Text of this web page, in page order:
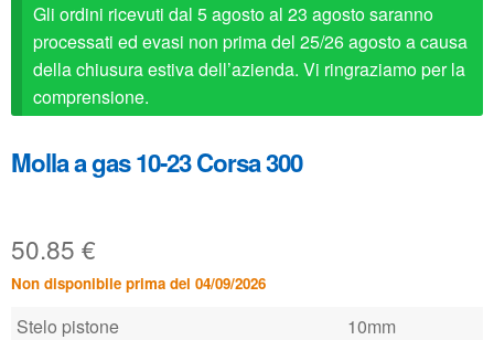
child
FAQ
Gli ordini ricevuti dal 5 agosto al 23 agosto saranno
processati ed evasi non prima del 25/26 agosto a causa
della chiusura estiva dell’azienda. Vi ringraziamo per la
comprensione.
Molla a gas 10-23 Corsa 300
50.85 €
Non disponibile prima del 04/09/2026
Stelo pistone
10mm